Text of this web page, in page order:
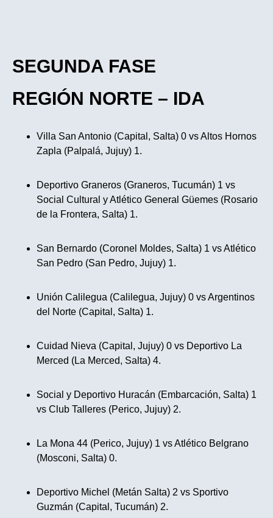
SEGUNDA FASE
REGIÓN NORTE – IDA
Villa San Antonio (Capital, Salta) 0 vs Altos Hornos
Zapla (Palpalá, Jujuy) 1.
Deportivo Graneros (Graneros, Tucumán) 1 vs
Social Cultural y Atlético General Güemes (Rosario
de la Frontera, Salta) 1.
San Bernardo (Coronel Moldes, Salta) 1 vs Atlético
San Pedro (San Pedro, Jujuy) 1.
Unión Calilegua (Calilegua, Jujuy) 0 vs Argentinos
del Norte (Capital, Salta) 1.
Cuidad Nieva (Capital, Jujuy) 0 vs Deportivo La
Merced (La Merced, Salta) 4.
Social y Deportivo Huracán (Embarcación, Salta) 1
vs Club Talleres (Perico, Jujuy) 2.
La Mona 44 (Perico, Jujuy) 1 vs Atlético Belgrano
(Mosconi, Salta) 0.
Deportivo Michel (Metán Salta) 2 vs Sportivo
Guzmán (Capital, Tucumán) 2.